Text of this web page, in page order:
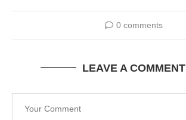
0 comments
LEAVE A COMMENT